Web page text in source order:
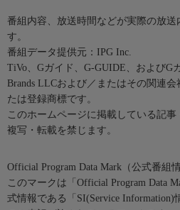
番組内容、放送時間などが実際の放
す。
番組データ提供元：IPG Inc.
TiVo、Gガイド、G-GUIDE、およびG
Brands LLCおよび／またはその関連
たは登録商標です。
このホームページに掲載している記
複写・転載を禁じます。
Official Program Data Mark（公式番組
このマークは「Official Program Data
式情報である「SI(Service